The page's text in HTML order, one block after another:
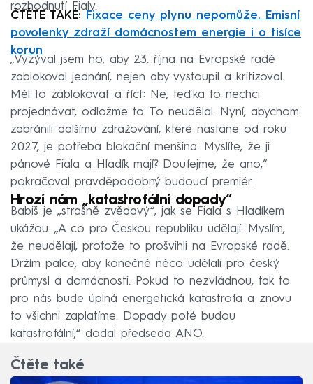
rozhodnutí Fialy.
ČTĚTE TAKÉ:
Fixace ceny plynu nepomůže. Emisní
povolenky zdraží domácnostem energie i o tisíce
korun
„Vyzýval jsem ho, aby 23. října na Evropské radě
zablokoval jednání, nejen aby vystoupil a kritizoval.
Měl to zablokovat a říct: Ne, teďka to nechci
projednávat, odložme to. To neudělal. Nyní, abychom
zabránili dalšímu zdražování, které nastane od roku
2027, je potřeba blokační menšina. Myslíte, že ji
pánové Fiala a Hladík mají? Doufejme, že ano,“
pokračoval pravděpodobný budoucí premiér.
Hrozí nám „katastrofální dopady“
Babiš je „strašně zvědavý“, jak se Fiala s Hladíkem
ukážou. „A co pro Českou republiku udělají. Myslím,
že neudělají, protože to prošvihli na Evropské radě.
Držím palce, aby konečně něco udělali pro český
průmysl a domácnosti. Pokud to nezvládnou, tak to
pro nás bude úplná energetická katastrofa a znovu
to všichni zaplatíme. Dopady poté budou
katastrofální,“ dodal předseda ANO.
Čtěte také